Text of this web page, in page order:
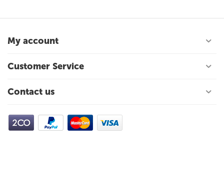
My account
Customer Service
Contact us